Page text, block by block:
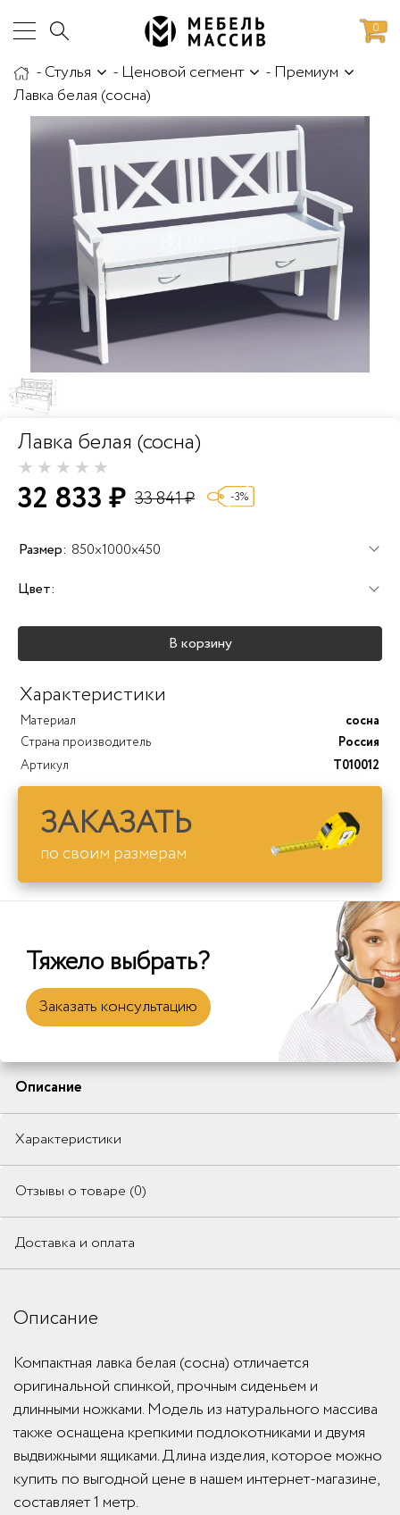
Доставка и сборка
0
-Стулья - Ценовой сегмент - Премиум
Лавка белая (сосна)
Лавка белая (сосна)
32 833 ₽ 33 841 ₽ -3%
Размер: 850x1000x450
Цвет:
В корзину
Характеристики
Материал
сосна
Страна производитель
Россия
Артикул
T010012
ЗАКАЗАТЬ
по своим размерам
Тяжело выбрать?
Заказать консультацию
Описание
Характеристики
Отзывы о товаре (0)
Доставка и оплата
Описание
Компактная лавка белая (сосна) отличается
оригинальной спинкой, прочным сиденьем и
длинными ножками. Модель из натурального массива
также оснащена крепкими подлокотниками и двумя
выдвижными ящиками. Длина изделия, которое можно
купить по выгодной цене в нашем интернет-магазине,
составляет 1 метр.